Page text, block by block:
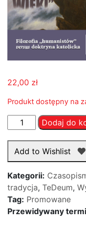
22,00 zł
Produkt dostępny na
ilość
Zawsze
Wierni
(2/2025)
-
Pułapki
intelektu
Dodaj do
Add to Wishlist
Kategorii:
tradycja, TeDeum,
Tag: Promowane
Przewidywany